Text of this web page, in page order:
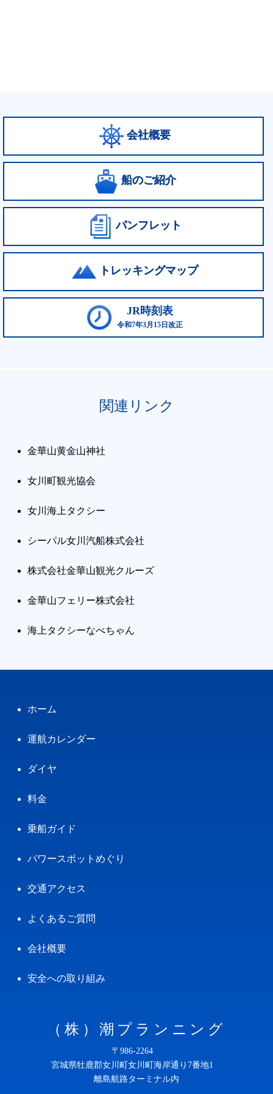
会社概要
船のご紹介
パンフレット
トレッキングマップ
JR時刻表
令和7年3月15日改正
関連リンク
金華山黄金山神社
女川町観光協会
女川海上タクシー
シーパル女川汽船株式会社
株式会社金華山観光クルーズ
金華山フェリー株式会社
海上タクシーなべちゃん
ホーム
運航カレンダー
ダイヤ
料金
乗船ガイド
パワースポットめぐり
交通アクセス
よくあるご質問
会社概要
安全への取り組み
（株）潮プランニング
〒986-2264
宮城県牡鹿郡女川町女川町海岸通り7番地1
離島航路ターミナル内